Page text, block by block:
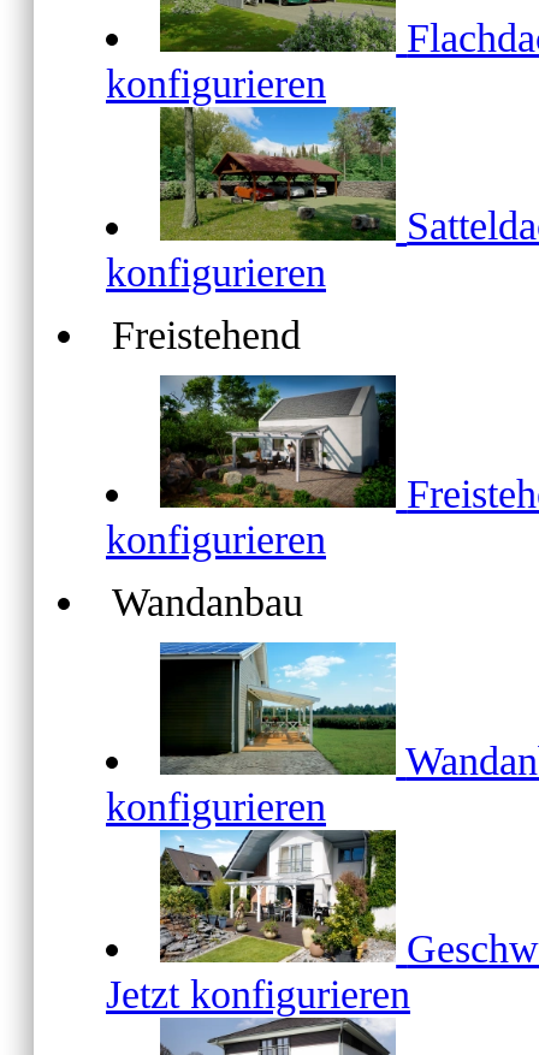
konfigurieren
konfigurieren
Freistehend
konfigurieren
Wandanbau
konfigurieren
Jetzt konfigurieren